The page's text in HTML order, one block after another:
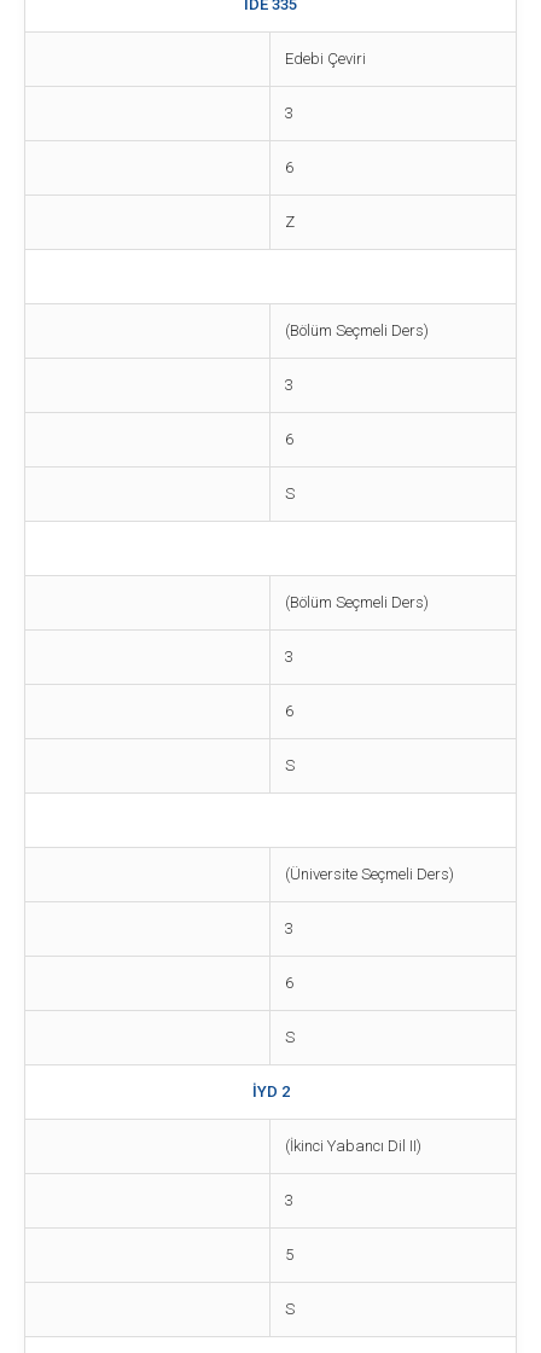
İDE 335
Edebi Çeviri
3
6
Z
(Bölüm Seçmeli Ders)
3
6
S
(Bölüm Seçmeli Ders)
3
6
S
(Üniversite Seçmeli Ders)
3
6
S
İYD 2
(İkinci Yabancı Dil II)
3
5
S